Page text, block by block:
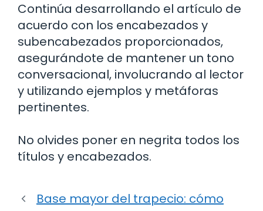
Continúa desarrollando el artículo de
acuerdo con los encabezados y
subencabezados proporcionados,
asegurándote de mantener un tono
conversacional, involucrando al lector
y utilizando ejemplos y metáforas
pertinentes.
No olvides poner en negrita todos los
títulos y encabezados.
Base mayor del trapecio: cómo